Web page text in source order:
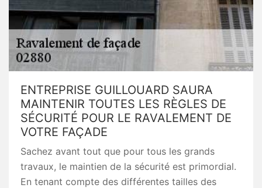
ENTREPRISE GUILLOUARD SAURA
MAINTENIR TOUTES LES RÈGLES DE
SÉCURITÉ POUR LE RAVALEMENT DE
VOTRE FAÇADE
Sachez avant tout que pour tous les grands
travaux, le maintien de la sécurité est primordial.
En tenant compte des différentes tailles des